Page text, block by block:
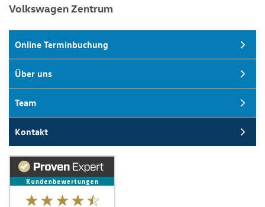
Volkswagen Zentrum
Online Terminbuchung
Über uns
Team
Kontakt